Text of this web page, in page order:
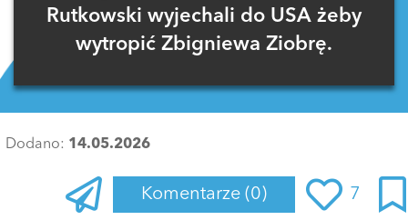
Rutkowski wyjechali do USA żeby
wytropić Zbigniewa Ziobrę.
Dodano: 14.05.2026
Komentarze (0) 7